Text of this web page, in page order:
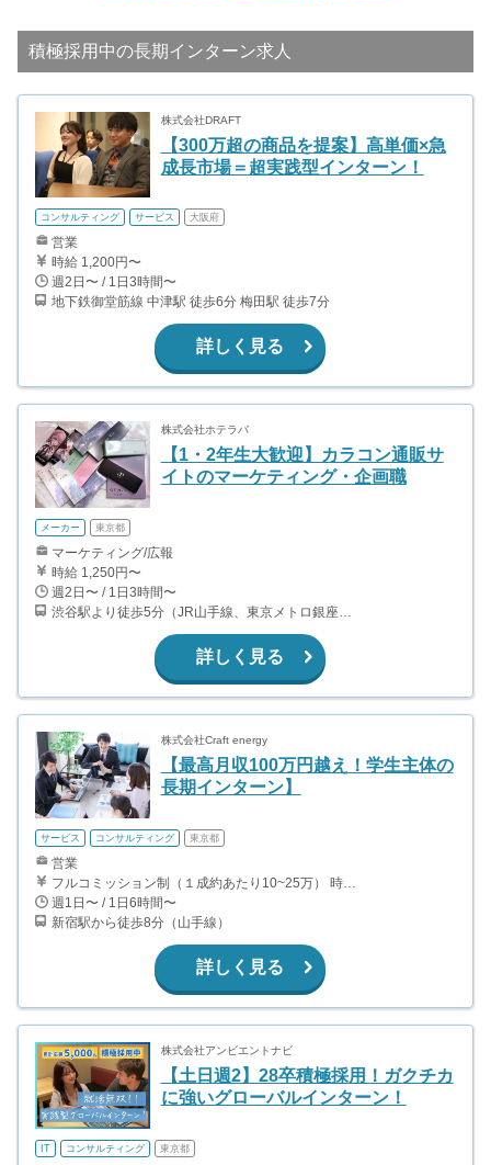
積極採用中の長期インターン求人
株式会社DRAFT
【300万超の商品を提案】高単価×急
成長市場＝超実践型インターン！
コンサルティング サービス 大阪府
営業
時給 1,200円〜
週2日〜 / 1日3時間〜
地下鉄御堂筋線 中津駅 徒歩6分 梅田駅 徒歩7分
詳しく見る
株式会社ホテラバ
【1・2年生大歓迎】カラコン通販サ
イトのマーケティング・企画職
メーカー 東京都
マーケティング/広報
時給 1,250円〜
週2日〜 / 1日3時間〜
渋谷駅より徒歩5分（JR山手線、東京メトロ銀座・半蔵門・副都心線）
詳しく見る
株式会社Craft energy
【最高月収100万円越え！学生主体の
長期インターン】
サービス コンサルティング 東京都
営業
フルコミッション制（１成約あたり10~25万） 時給換算で（2000円〜2500円）程度が目安となります。 月100万を稼ぐ学生多数在籍しています。 ■収入例 〇入社1か月目（早稲田大学2年生） 役職：アポインター 月間1契約×10万円＝10万円 ＋交通費 〇入社3か月目（明治大学2年生） 役職：アポインター 月間2契約×13万円＝26万円 ＋交通費 〇入社6か月目（慶應義塾大学3年生） 役職：アポインター 月間5契約×15万円＝75万円 ＋交通費 〇入社15か月目（東京大学3年生） 役職：クローザー 月間3契約×25万=75万円 ＋交通費 交通費支給あり
週1日〜 / 1日6時間〜
新宿駅から徒歩8分（山手線）
詳しく見る
株式会社アンビエントナビ
【土日週2】28卒積極採用！ガクチカ
に強いグローバルインターン！
IT コンサルティング 東京都